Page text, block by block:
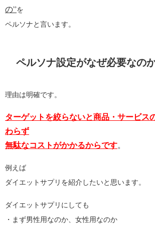
の”を
ペルソナと言います。
ペルソナ設定がなぜ必要なの
理由は明確です。
ターゲットを絞らないと商品・サービス
わらず
無駄なコストがかかるからです。
例えば
ダイエットサプリを紹介したいと思います。
ダイエットサプリにしても
・まず男性用なのか、女性用なのか